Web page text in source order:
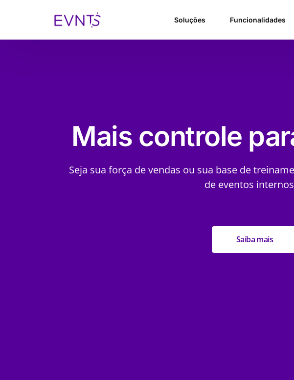
Soluções Funcionalidades
Mais controle
Seja sua força de vendas ou sua base de
de eventos
Saiba mais